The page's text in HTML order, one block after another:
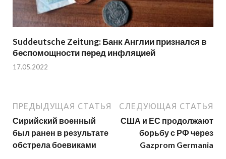
Suddeutsche Zeitung: Банк Англии признался в
беспомощности перед инфляцией
17.05.2022
ПРЕДЫДУЩАЯ СТАТЬЯ
Сирийский военный
был ранен в результате
обстрела боевиками
СЛЕДУЮЩАЯ СТАТЬЯ
США и ЕС продолжают
борьбу с РФ через
Gazprom Germania